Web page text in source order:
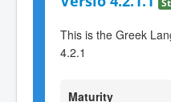
This is the Greek
4.2.1
Maturity